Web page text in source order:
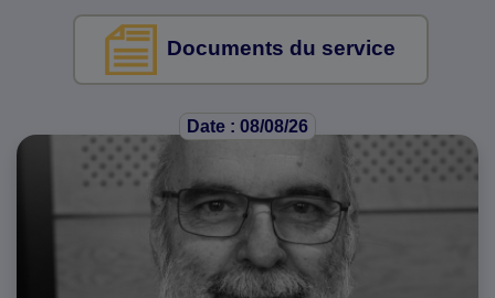
Documents du service
Date : 08/08/26